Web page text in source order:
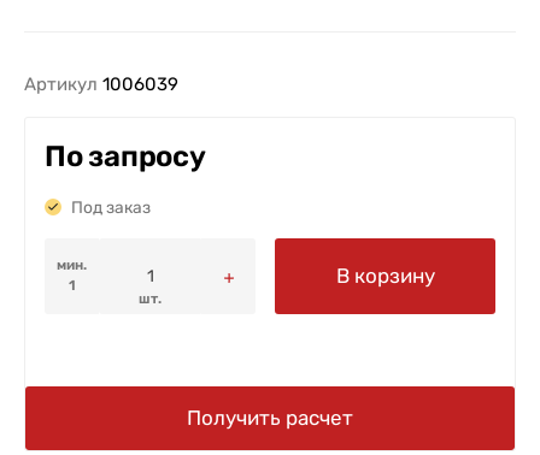
Артикул 1006039
По запросу
Под заказ
мин.
1
шт.
В корзину
Получить расчет